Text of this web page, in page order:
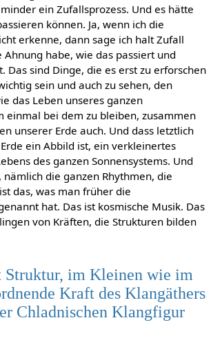
ein Zufallsprozess. Und es hätte
können. Ja, wenn ich die
erkenne, dann sage ich halt Zufall
Ahnung habe, wie das passiert und
Das sind Dinge, die es erst zu erforschen
sein und auch zu sehen, den
das Leben unseres ganzen
einmal bei dem zu bleiben, zusammen
unserer Erde auch. Und dass letztlich
ein Abbild ist, ein verkleinertes
des ganzen Sonnensystems. Und
nämlich die ganzen Rhythmen, die
das, was man früher die
hat. Das ist kosmische Musik. Das
von Kräften, die Strukturen bilden
Struktur, im Kleinen wie im
Kraft des Klangäthers
Chladnischen Klangfigur